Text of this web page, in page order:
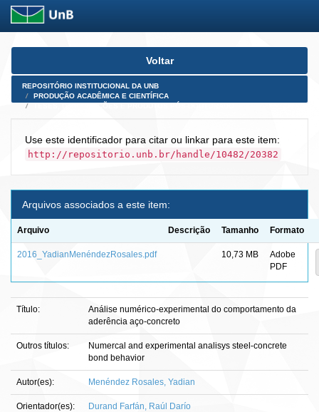
Skip
Voltar
REPOSITÓRIO INSTITUCIONAL DA UNB
PRODUÇÃO ACADÊMICA E CIENTÍFICA
Use este identificador para citar ou linkar para este item:
http://repositorio.unb.br/handle/10482/20382
Arquivos associados a este item:
Arquivo Descrição Tamanho Formato
2016_YadianMenéndezRosales.pdf 10,73 MB
Adobe
PDF
Título:
Análise numérico-experimental do comportamento da
aderência aço-concreto
Outros títulos:
Numercal and experimental analisys steel-concrete
bond behavior
Autor(es): Menéndez Rosales, Yadian
Orientador(es): Durand Farfán, Raúl Darío